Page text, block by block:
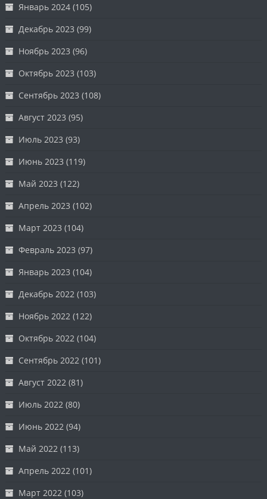
Январь 2024 (105)
Декабрь 2023 (99)
Ноябрь 2023 (96)
Октябрь 2023 (103)
Сентябрь 2023 (108)
Август 2023 (95)
Июль 2023 (93)
Июнь 2023 (119)
Май 2023 (122)
Апрель 2023 (102)
Март 2023 (104)
Февраль 2023 (97)
Январь 2023 (104)
Декабрь 2022 (103)
Ноябрь 2022 (122)
Октябрь 2022 (104)
Сентябрь 2022 (101)
Август 2022 (81)
Июль 2022 (80)
Июнь 2022 (94)
Май 2022 (113)
Апрель 2022 (101)
Март 2022 (103)